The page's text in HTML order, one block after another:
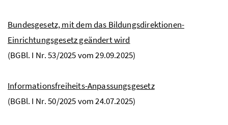
Bundesgesetz, mit dem das Bildungsdirektionen-
Einrichtungsgesetz geändert wird
(BGBl. I Nr. 53/2025 vom 29.09.2025)
Informationsfreiheits-Anpassungsgesetz
(BGBl. I Nr. 50/2025 vom 24.07.2025)